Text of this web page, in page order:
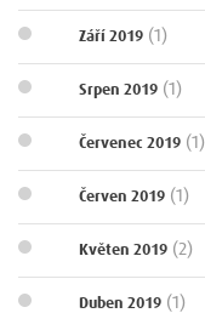
Září 2019 (1)
Srpen 2019 (1)
Červenec 2019 (1)
Červen 2019 (1)
Květen 2019 (2)
Duben 2019 (1)